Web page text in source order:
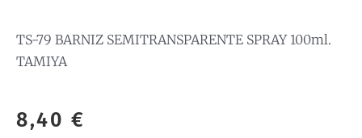
TS-79 BARNIZ SEMITRANSPARENTE SPRAY 100ml.
TAMIYA
8,40 €